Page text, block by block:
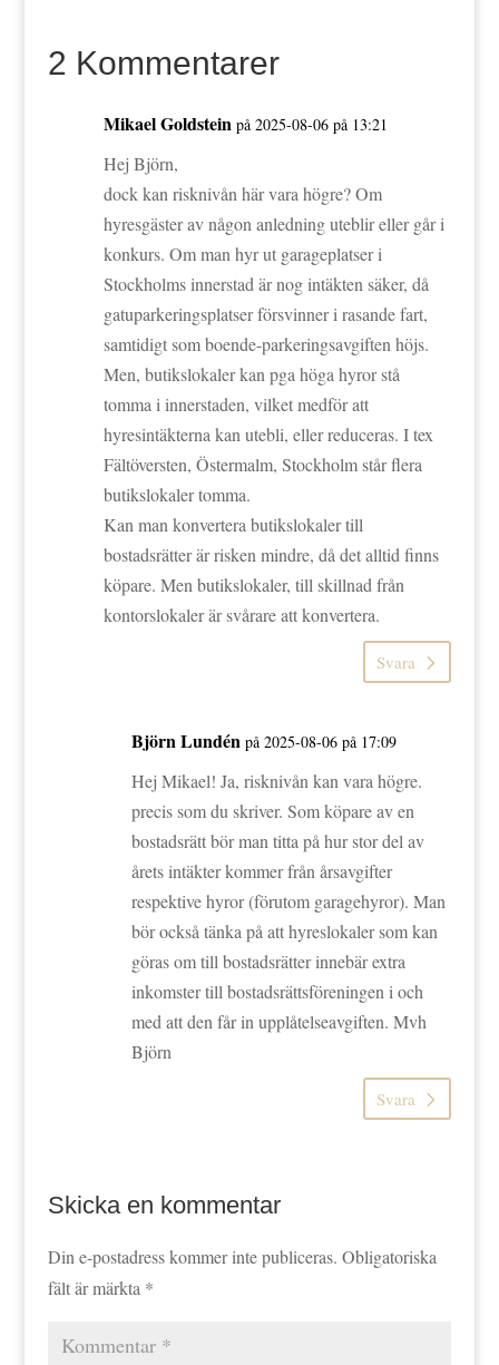
2 Kommentarer
Mikael Goldstein på 2025-08-06 på 13:21
Hej Björn,
dock kan risknivån här vara högre? Om
hyresgäster av någon anledning uteblir eller går i
konkurs. Om man hyr ut garageplatser i
Stockholms innerstad är nog intäkten säker, då
gatuparkeringsplatser försvinner i rasande fart,
samtidigt som boende-parkeringsavgiften höjs.
Men, butikslokaler kan pga höga hyror stå
tomma i innerstaden, vilket medför att
hyresintäkterna kan utebli, eller reduceras. I tex
Fältöversten, Östermalm, Stockholm står flera
butikslokaler tomma.
Kan man konvertera butikslokaler till
bostadsrätter är risken mindre, då det alltid finns
köpare. Men butikslokaler, till skillnad från
kontorslokaler är svårare att konvertera.
Svara
Björn Lundén på 2025-08-06 på 17:09
Hej Mikael! Ja, risknivån kan vara högre.
precis som du skriver. Som köpare av en
bostadsrätt bör man titta på hur stor del av
årets intäkter kommer från årsavgifter
respektive hyror (förutom garagehyror). Man
bör också tänka på att hyreslokaler som kan
göras om till bostadsrätter innebär extra
inkomster till bostadsrättsföreningen i och
med att den får in upplåtelseavgiften. Mvh
Björn
Svara
Skicka en kommentar
Din e-postadress kommer inte publiceras. Obligatoriska
fält är märkta *